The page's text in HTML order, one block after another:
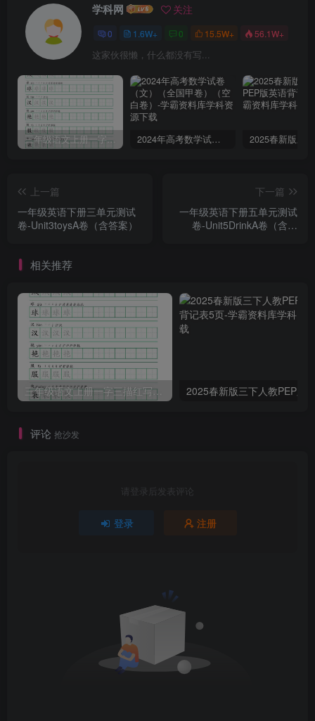
学科网 关注
0 1.6W+ 0 15.5W+ 56.1W+
这家伙很懒，什么都没有写...
三年级语文上册一字三描红写字表字帖 2024年高考数学试卷（文）（全国甲卷）（空白卷）
上一篇
一年级英语下册三单元测试
卷-Unit3toysA卷（含答案）
下一篇
一年级英语下册五单元测试
卷-Unit5DrinkA卷（含答
相关推荐
三年级语文上册一字三描红写字表字帖
评论 抢沙发
请登录后发表评论
登录 注册